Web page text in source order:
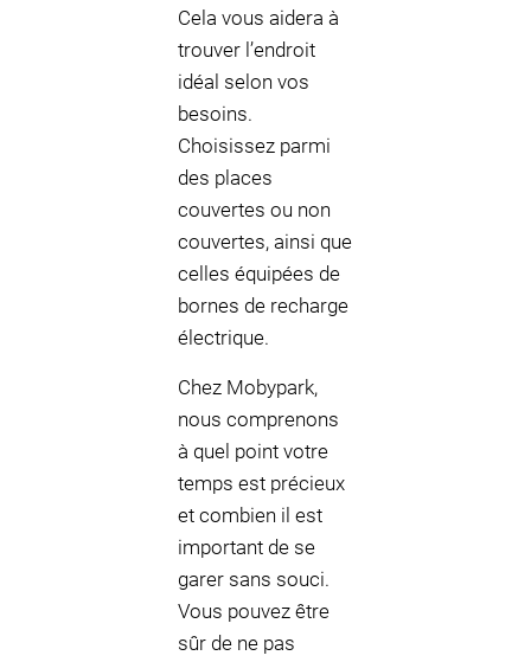
Cela vous aidera à
trouver l’endroit
idéal selon vos
besoins.
Choisissez parmi
des places
couvertes ou non
couvertes, ainsi que
celles équipées de
bornes de recharge
électrique.
Chez Mobypark,
nous comprenons
à quel point votre
temps est précieux
et combien il est
important de se
garer sans souci.
Vous pouvez être
sûr de ne pas